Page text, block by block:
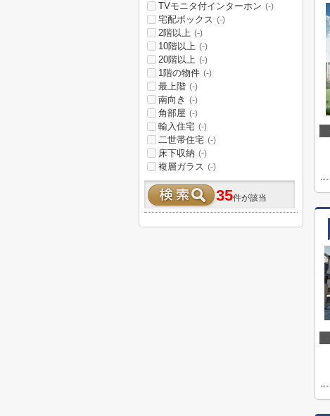
TVモニタ付インターホン (-)
宅配ボックス (-)
2階以上 (-)
10階以上 (-)
20階以上 (-)
1階の物件 (-)
最上階 (-)
南向き (-)
角部屋 (-)
輸入住宅 (-)
二世帯住宅 (-)
床下収納 (-)
複層ガラス (-)
35件が該当